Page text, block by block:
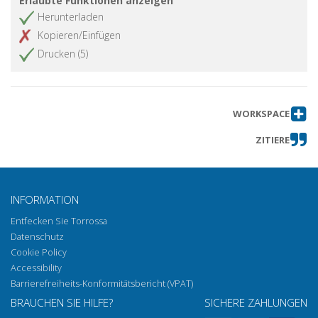
Herunterladen
Kopieren/Einfügen
Drucken (5)
WORKSPACE
ZITIERE
INFORMATION
Entfecken Sie Torrossa
Datenschutz
Cookie Policy
Accessibility
Barrierefreiheits-Konformitätsbericht (VPAT)
BRAUCHEN SIE HILFE? SICHERE ZAHLUNGEN